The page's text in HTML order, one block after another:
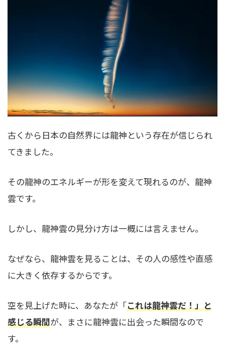
古くから日本の自然界には龍神という存在が信じられ
てきました。
その龍神のエネルギーが形を変えて現れるのが、龍神
雲です。
しかし、龍神雲の見分け方は一概には言えません。
なぜなら、龍神雲を見ることは、その人の感性や直感
に大きく依存するからです。
空を見上げた時に、あなたが「これは龍神雲だ！」と
感じる瞬間が、まさに龍神雲に出会った瞬間なので
す。